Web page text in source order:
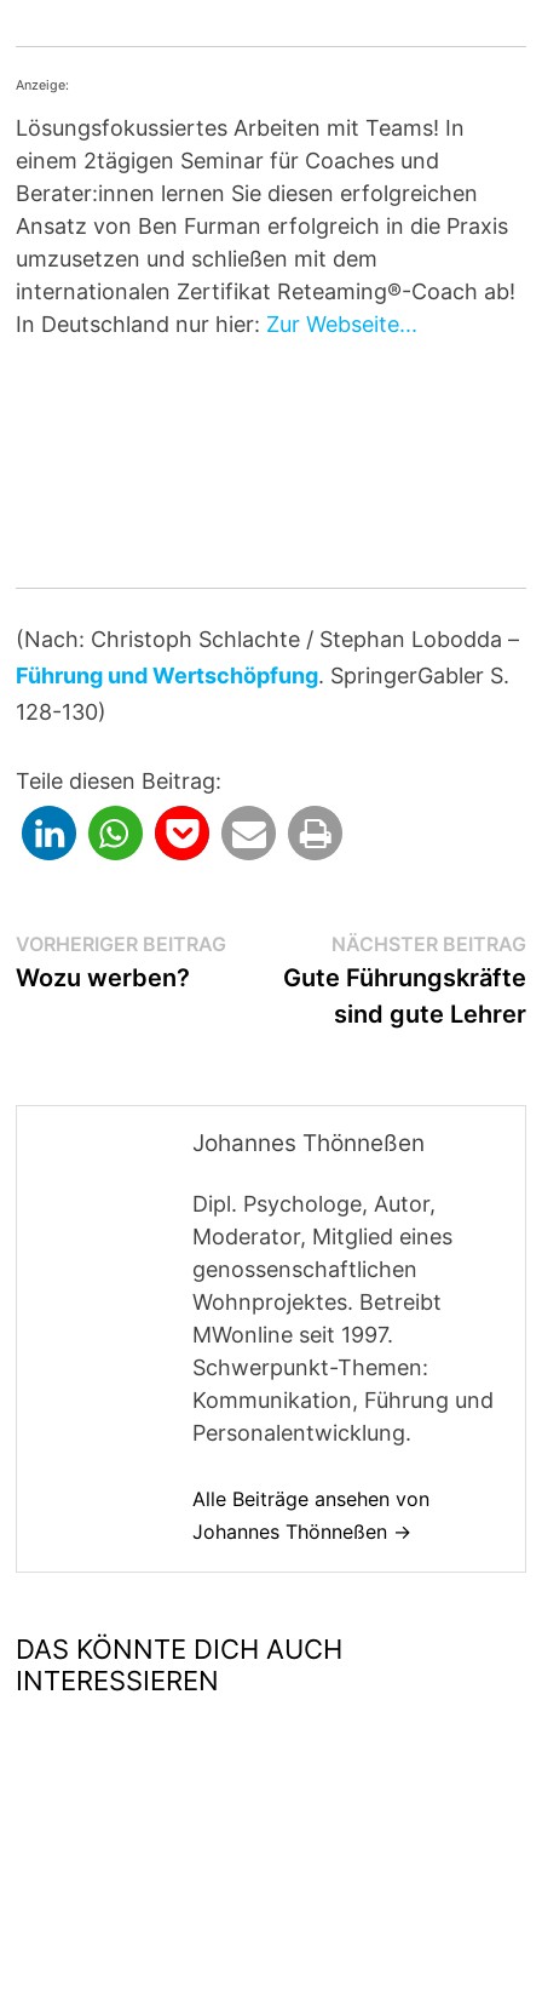
Anzeige:
Lösungsfokussiertes Arbeiten mit Teams! In
einem 2tägigen Seminar für Coaches und
Berater:innen lernen Sie diesen erfolgreichen
Ansatz von Ben Furman erfolgreich in die Praxis
umzusetzen und schließen mit dem
internationalen Zertifikat Reteaming®-Coach ab!
In Deutschland nur hier: Zur Webseite...
(Nach: Christoph Schlachte / Stephan Lobodda –
Führung und Wertschöpfung. SpringerGabler S.
128-130)
Teile diesen Beitrag:
Beitragsnavigation
VORHERIGER BEITRAG Vorheriger
Beitrag:
Wozu werben?
NÄCHSTER BEITRAG
Gute Führungskräfte
sind gute Lehrer
Johannes Thönneßen
Dipl. Psychologe, Autor,
Moderator, Mitglied eines
genossenschaftlichen
Wohnprojektes. Betreibt
MWonline seit 1997.
Schwerpunkt-Themen:
Kommunikation, Führung und
Personalentwicklung.
Alle Beiträge ansehen von
Johannes Thönneßen →
DAS KÖNNTE DICH AUCH
INTERESSIEREN